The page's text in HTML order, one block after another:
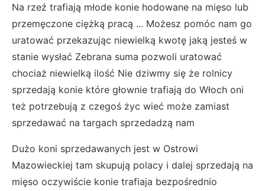
Na rzeź trafiają młode konie hodowane na mięso lub
przemęczone ciężką pracą ... Możesz pomóc nam go
uratować przekazując niewielką kwotę jaką jesteś w
stanie wysłać Zebrana suma pozwoli uratować
chociaż niewielką ilość Nie dziwmy się że rolnicy
sprzedają konie które głownie trafiają do Włoch oni
też potrzebują z czegoś życ wieć może zamiast
sprzedawać na targach sprzedadzą nam
Dużo koni sprzedawanych jest w Ostrowi
Mazowieckiej tam skupują polacy i dalej sprzedają na
mięso oczywiście konie trafiaja bezpośrednio